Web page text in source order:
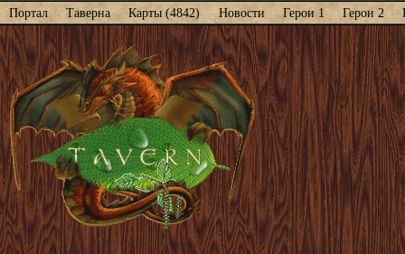
Портал Таверна Карты (4842) Новости Герои 1 Герои 2